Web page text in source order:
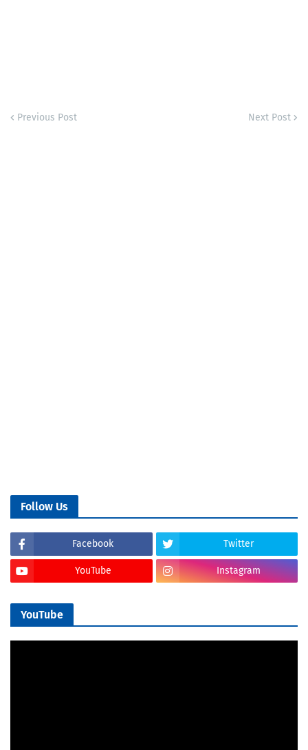
Previous Post Next Post
Follow Us
Facebook Twitter
YouTube Instagram
YouTube